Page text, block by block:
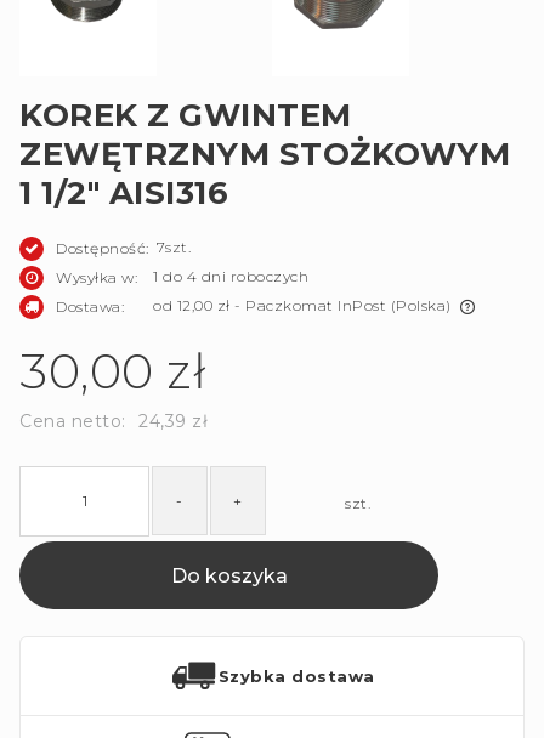
KOREK Z GWINTEM
ZEWĘTRZNYM STOŻKOWYM
1 1/2" AISI316
Dostępność: 7szt.
Wysyłka w:
1 do 4 dni roboczych
Dostawa:
od 12,00 zł - Paczkomat InPost (Polska)
30,00 zł
Cena netto: 24,39 zł
- + szt.
Do koszyka
Szybka dostawa